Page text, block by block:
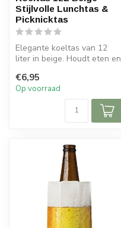
Stijlvolle Lunchtas &
Picknicktas
Elegante koeltas van 12
liter in beige. Houdt eten en
€6,95
Op voorraad